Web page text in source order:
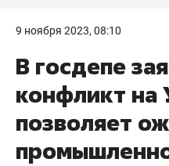
9 ноября 2023, 08:10
В госдепе
конфликт на
позволяет